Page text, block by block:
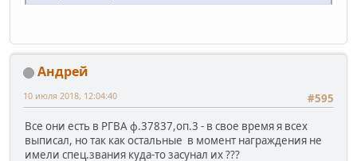
Андрей
#595
10 июля 2018, 12:04:40
Все они есть в РГВА ф.37837,оп.3 - в свое время я всех
выписал, но так как остальные в момент награждения не
имели спец.звания куда-то засунал их ???